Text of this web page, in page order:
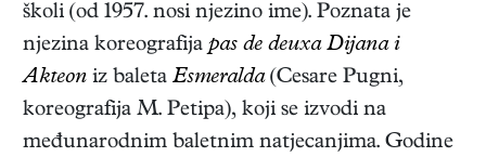
školi (od 1957. nosi njezino ime). Poznata je
njezina koreografija pas de deuxa Dijana i
Akteon iz baleta Esmeralda(Cesare Pugni,
koreografija M. Petipa), koji se izvodi na
međunarodnim baletnim natjecanjima. Godine